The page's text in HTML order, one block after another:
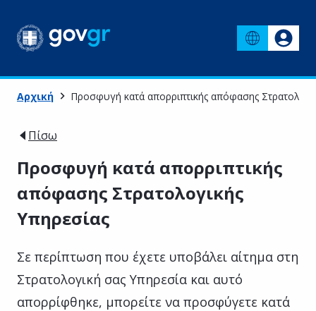
Αρχική Προσφυγή κατά απορριπτικής απόφασης
Πίσω
Προσφυγή κατά απορριπτικής
απόφασης Στρατολογικής
Υπηρεσίας
Σε περίπτωση που έχετε υποβάλει αίτημα στη
Στρατολογική σας Υπηρεσία και αυτό
απορρίφθηκε, μπορείτε να προσφύγετε κατά